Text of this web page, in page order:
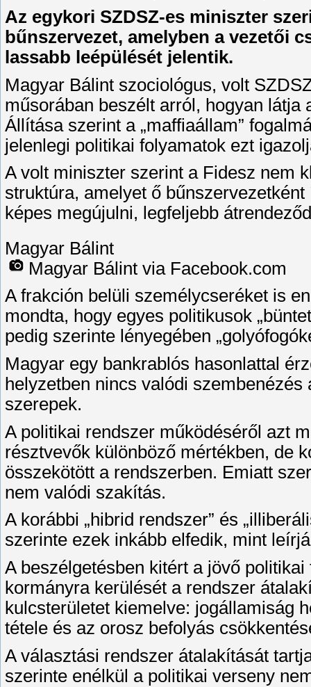
Az egykori SZDSZ-es miniszter
bűnszervezet, amelyben a vezetői
lassabb leépülését jelentik.
Magyar Bálint szociológus, volt
műsorában beszélt arról, hogyan
Állítása szerint a „maffiaállam”
jelenlegi politikai folyamatok ezt
A volt miniszter szerint a Fidesz nem
struktúra, amelyet ő
képes megújulni, legfeljebb
Magyar Bálint
Magyar Bálint via Facebook.com
A frakción belüli személycseréket is
mondta, hogy egyes politikusok
pedig szerinte lényegében
Magyar egy bankrablós hasonlattal
helyzetben nincs valódi
szerepek.
A politikai rendszer működéséről azt
résztvevők különböző mértékben, de
összekötött a rendszerben. Emiatt
nem valódi szakítás.
A korábbi „hibrid rendszer” és
szerinte ezek inkább elfedik, mint
A beszélgetésben kitért a jövő
kormányra kerülését a rendszer
kulcsterületet kiemelve: jogállamiság
tétele és az orosz befolyás
A választási rendszer átalakítását
szerinte enélkül a politikai verseny